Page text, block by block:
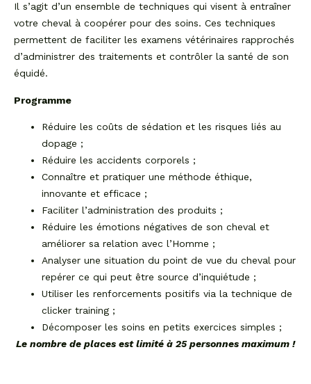
Il s’agit d’un ensemble de techniques qui visent à entraîner
votre cheval à coopérer pour des soins. Ces techniques
permettent de faciliter les examens vétérinaires rapprochés
d’administrer des traitements et contrôler la santé de son
équidé.
Programme
Réduire les coûts de sédation et les risques liés au
dopage ;
Réduire les accidents corporels ;
Connaître et pratiquer une méthode éthique,
innovante et efficace ;
Faciliter l’administration des produits ;
Réduire les émotions négatives de son cheval et
améliorer sa relation avec l’Homme ;
Analyser une situation du point de vue du cheval pour
repérer ce qui peut être source d’inquiétude ;
Utiliser les renforcements positifs via la technique de
clicker training ;
Décomposer les soins en petits exercices simples ;
Le nombre de places est limité à 25 personnes maximum !